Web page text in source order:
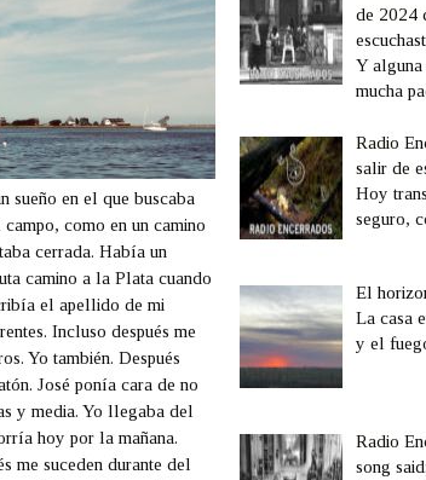
sueño en el que buscaba
como en un camino
cerrada. Había un
camino a la Plata cuando
el apellido de mi
Incluso después me
Yo también. Después
José ponía cara de no
y media. Yo llegaba del
hoy por la mañana.
me suceden durante del
de 2024
Y alguna
mucha
Radio
salir de
Hoy
seguro,
El
La casa
y el
Radio
song